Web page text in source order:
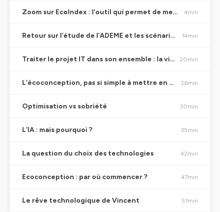
Zoom sur EcoIndex : l’outil qui permet de mesurer l’impact environnemental d’une page web 4min
Retour sur l’étude de l’ADEME et les scénarios autour du numérique 14min
Traiter le projet IT dans son ensemble : la vision de l’analyse du cycle de vie avec l’exemple d’une application 20min
L’écoconception, pas si simple à mettre en place : le risque du greenwashing 26min
Optimisation vs sobriété 30min
L’IA : mais pourquoi ? 35min
La question du choix des technologies 42min
Ecoconception : par où commencer ? 47min
Le rêve technologique de Vincent 51min